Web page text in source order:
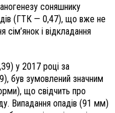
соняшнику
(ГТК — 0,47), що вже не
і відкладання
у 2017 році за
був зумовлений значним
що свідчить про
Випадання опадів (91 мм)